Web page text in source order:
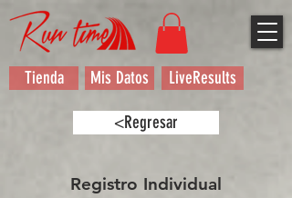
Tienda Mis Datos LiveResults
<Regresar
Registro Individual